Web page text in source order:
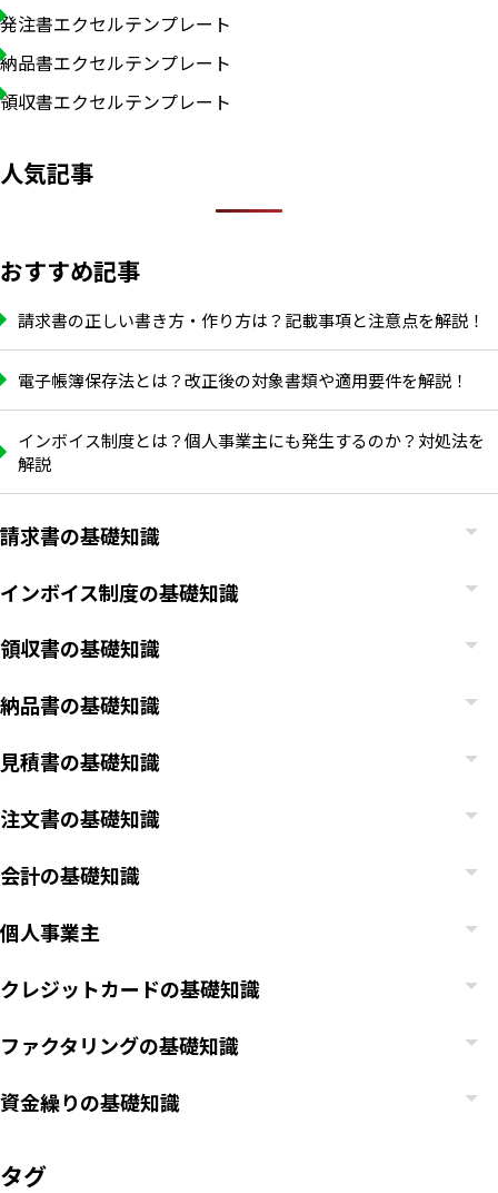
発注書エクセルテンプレート
納品書エクセルテンプレート
領収書エクセルテンプレート
人気記事
おすすめ記事
請求書の正しい書き方・作り方は？記載事項と注意点を解説！
電子帳簿保存法とは？改正後の対象書類や適用要件を解説！
インボイス制度とは？個人事業主にも発生するのか？対処法を
解説
請求書の基礎知識
インボイス制度の基礎知識
領収書の基礎知識
納品書の基礎知識
見積書の基礎知識
注文書の基礎知識
会計の基礎知識
個人事業主
クレジットカードの基礎知識
ファクタリングの基礎知識
資金繰りの基礎知識
タグ